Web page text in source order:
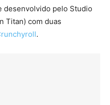
desenvolvido pelo Studio
Titan) com duas
.